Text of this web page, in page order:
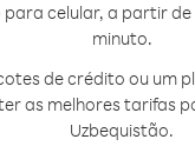
celular, a partir de
minuto.
de crédito ou um
as melhores tarifas
Uzbequistão.